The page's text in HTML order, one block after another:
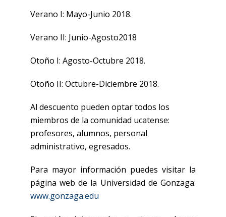
Verano I: Mayo-Junio 2018.
Verano II: Junio-Agosto2018
Otoño I: Agosto-Octubre 2018.
Otoño II: Octubre-Diciembre 2018.
Al descuento pueden optar todos los
miembros de la comunidad ucatense:
profesores, alumnos, personal
administrativo, egresados.
Para mayor información puedes visitar la
página web de la Universidad de Gonzaga:
www.gonzaga.edu